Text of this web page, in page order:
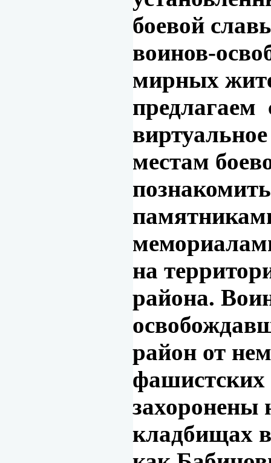
боевой
воинов-
мирных
предлагаем
местам
на
района.
район от
фашистских
захоронены
кладбищах